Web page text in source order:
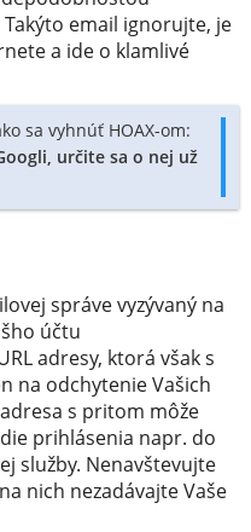
email ignorujte, je
a ide o klamlivé
sa vyhnúť HOAX-om:
určite sa o nej už
správe vyzývaný na
účtu
adresy, ktorá však s
na odchytenie Vašich
s pritom môže
prihlásenia napr. do
služby. Nenavštevujte
nich nezadávajte Vaše